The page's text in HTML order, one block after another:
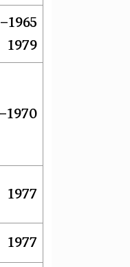
1965–
1979
1970–
1977
1977